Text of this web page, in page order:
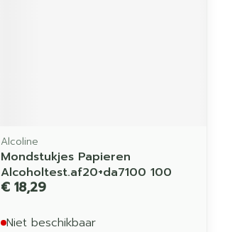
Alcoline
Mondstukjes Papieren
Alcoholtest.af20+da7100 100
€ 18,29
Niet beschikbaar